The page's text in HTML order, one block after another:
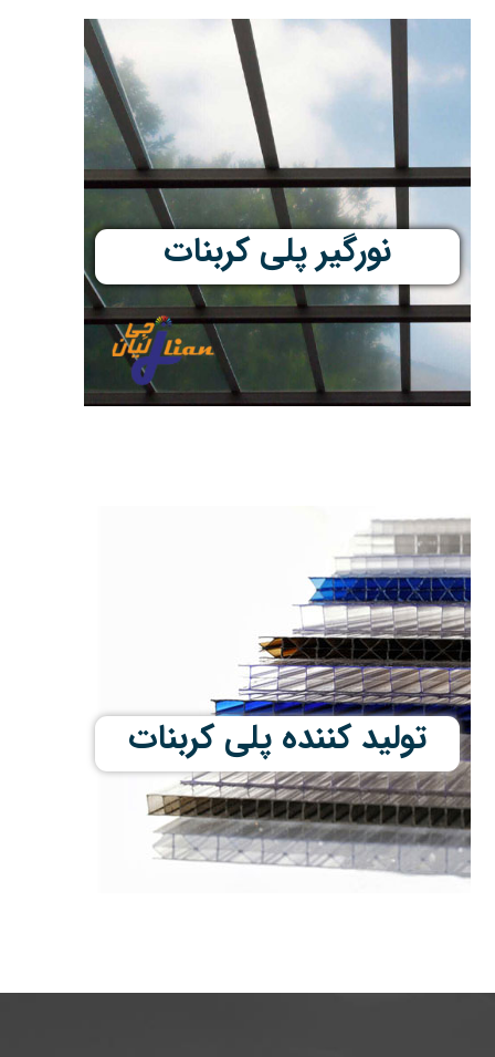
نورگیر پلی کربنات
تولید کننده پلی کربنات